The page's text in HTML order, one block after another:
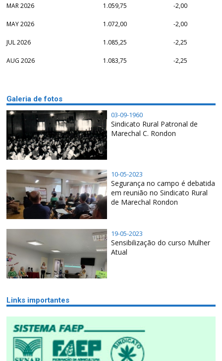
MAR 2026
1.059,75 -2,00
MAY 2026 1.072,00 -2,00
JUL 2026 1.085,25 -2,25
AUG 2026 1.083,75 -2,25
Galeria de fotos
03-09-1960
Sindicato Rural Patronal de
Marechal C. Rondon
10-05-2023
Segurança no campo é debatida
em reunião no Sindicato Rural
de Marechal Rondon
19-05-2023
Sensibilização do curso Mulher
Atual
Links importantes